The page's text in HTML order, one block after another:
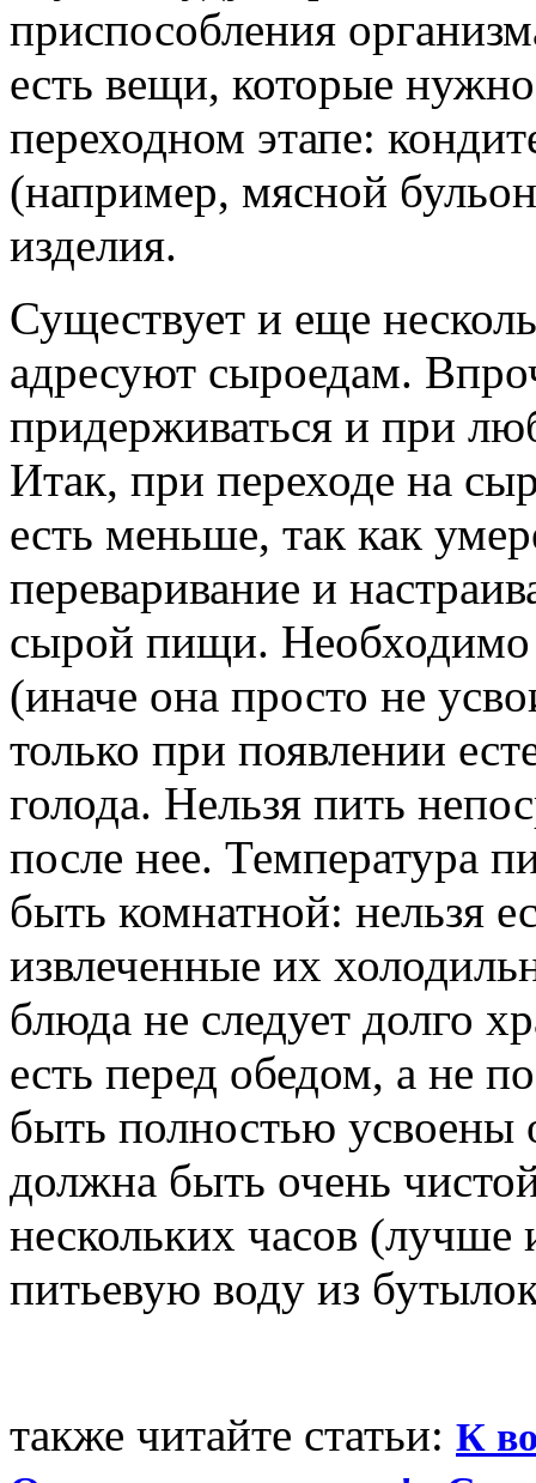
приспособления
есть вещи, которые
переходном этапе:
(например, мясной
изделия.
Существует и еще
адресуют сыроедам.
придерживаться и при
Итак, при переходе на
есть меньше, так как
переваривание и
сырой пищи. Необходимо
(иначе она просто не
только при появлении
голода. Нельзя пить
после нее. Температура
быть комнатной: нельзя
извлеченные их
блюда не следует долго
есть перед обедом, а не
быть полностью усвоены
должна быть очень
нескольких часов (лучше
питьевую воду из
также читайте статьи: К